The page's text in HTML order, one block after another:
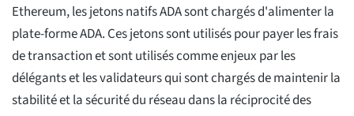
Ethereum, les jetons natifs ADA sont chargés d'alimenter la
plate-forme ADA. Ces jetons sont utilisés pour payer les frais
de transaction et sont utilisés comme enjeux par les
délégants et les validateurs qui sont chargés de maintenir la
stabilité et la sécurité du réseau dans la réciprocité des